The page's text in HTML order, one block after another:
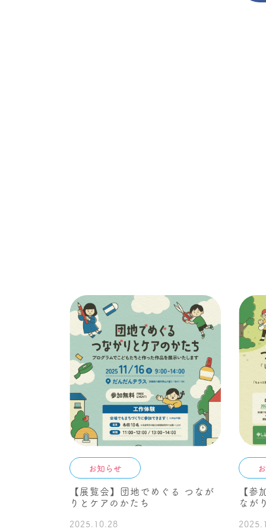
【展覧会】団地でめぐる つなが
りとケアのかたち
お知らせ
2025.10.28
【
なが